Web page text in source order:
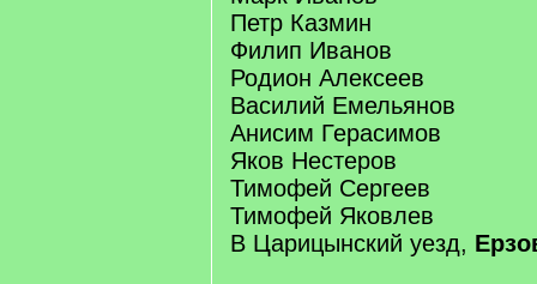
Петр Казмин
Филип Иванов
Родион Алексеев
Василий Емельянов
Анисим Герасимов
Яков Нестеров
Тимофей Сергеев
Тимофей Яковлев
В Царицынский уезд,